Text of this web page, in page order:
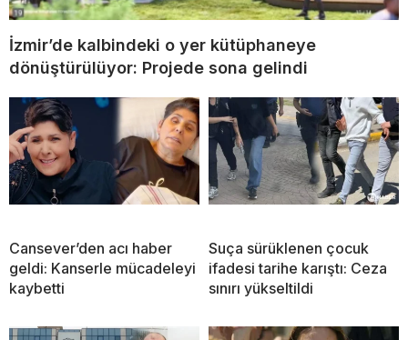
İzmir’de kalbindeki o yer kütüphaneye
dönüştürülüyor: Projede sona gelindi
Cansever’den acı haber
geldi: Kanserle mücadeleyi
kaybetti
Suça sürüklenen çocuk
ifadesi tarihe karıştı: Ceza
sınırı yükseltildi